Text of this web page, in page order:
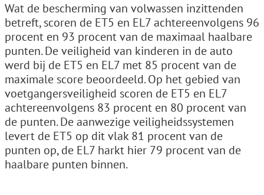
Wat de bescherming van volwassen inzittenden
betreft, scoren de ET5 en EL7 achtereenvolgens 96
procent en 93 procent van de maximaal haalbare
punten. De veiligheid van kinderen in de auto
werd bij de ET5 en EL7 met 85 procent van de
maximale score beoordeeld. Op het gebied van
voetgangersveiligheid scoren de ET5 en EL7
achtereenvolgens 83 procent en 80 procent van
de punten. De aanwezige veiligheidssystemen
levert de ET5 op dit vlak 81 procent van de
punten op, de EL7 harkt hier 79 procent van de
haalbare punten binnen.